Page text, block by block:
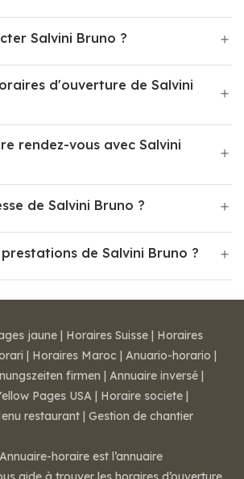
Salvini Bruno ?
d'ouverture de Salvini
rendez-vous avec Salvini
de Salvini Bruno ?
de Salvini Bruno ?
jaune | Horaires Suisse | Horaires
| Horaires Maroc | Anuario-horario |
firmen | Annuaire inversé |
Pages USA | Horaire societe |
restaurant | Gestion de chantier
horaire est l’annuaire